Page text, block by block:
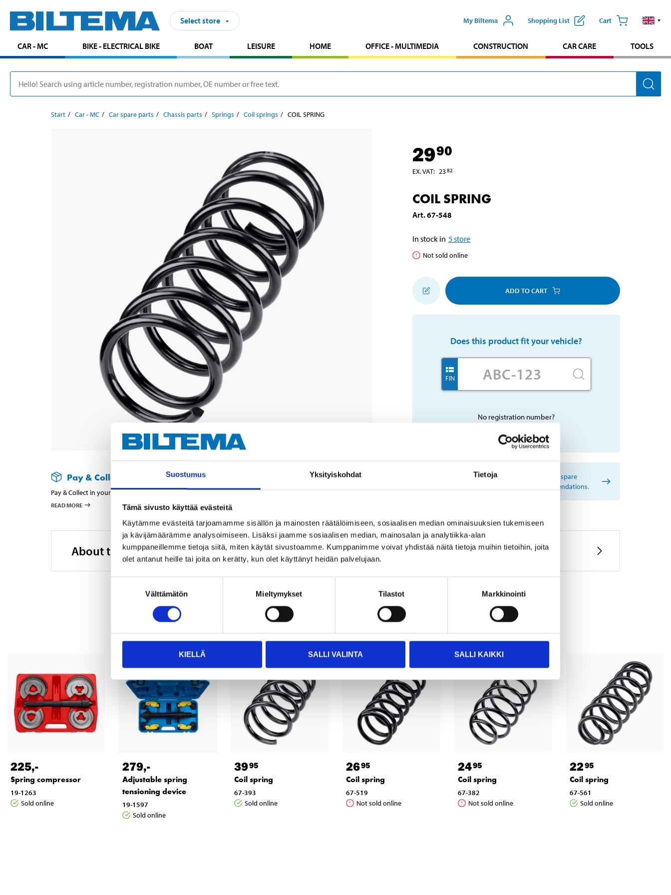
Suostumus Yksityiskohdat Tietoja
Tämä sivusto käyttää evästeitä
Käytämme evästeitä tarjoamamme sisällön ja mainosten räätälöimiseen, sosiaalisen median ominaisuuksien tukemiseen
ja kävijämäärämme analysoimiseen. Lisäksi jaamme sosiaalisen median, mainosalan ja analytiikka-alan
kumppaneillemme tietoja siitä, miten käytät sivustoamme. Kumppanimme voivat yhdistää näitä tietoja muihin tietoihin, joita
olet antanut heille tai joita on kerätty, kun olet käyttänyt heidän palvelujaan.
Välttämätön Mieltymykset Tilastot Markkinointi
KIELLÄ SALLI VALINTA SALLI KAIKKI
Select store My Biltema Shopping List Cart
CAR - MC BIKE - ELECTRICAL BIKE BOAT LEISURE HOME OFFICE - MULTIMEDIA CONSTRUCTION CAR CARE TOOLS
Start Car - MC Car spare parts Chassis parts Springs Coil springs COIL SPRING
Pay & Collect
Pay & Collect in your local store within 2 hours!
READ MORE
2990
EX. VAT: 2382
COIL SPRING
Art.67-548
In stock in 5store
Not sold online
ADD TO CART
Does this product fit your vehicle?
FIN
No registration number?
Important information when searching for spare
parts by reg. number and service recommendations.
About the manufacturer
Related products
225,-
Spring compressor
19-1263
Sold online
279,-
Adjustable spring
tensioning device
19-1597
Sold online
3995
Coil spring
67-393
Sold online
2695
Coil spring
67-519
Not sold online
2495
Coil spring
67-382
Not sold online
2295
Coil spring
67-561
Sold online